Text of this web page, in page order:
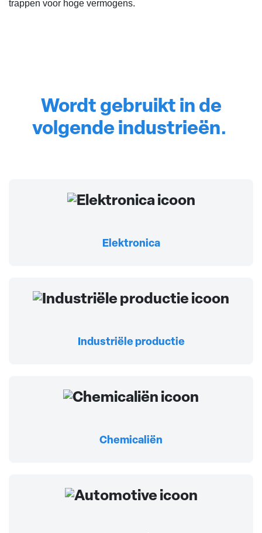
trappen voor hoge vermogens.
Wordt gebruikt in de
volgende industrieën.
Elektronica
Industriële productie
Chemicaliën